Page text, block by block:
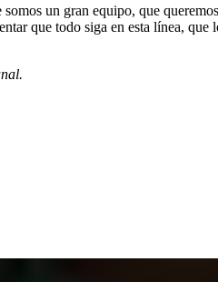
un gran equipo, que
que todo siga en esta línea,
.